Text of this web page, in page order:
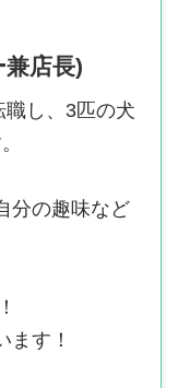
店長)
し、3匹の犬
分の趣味など
ます！